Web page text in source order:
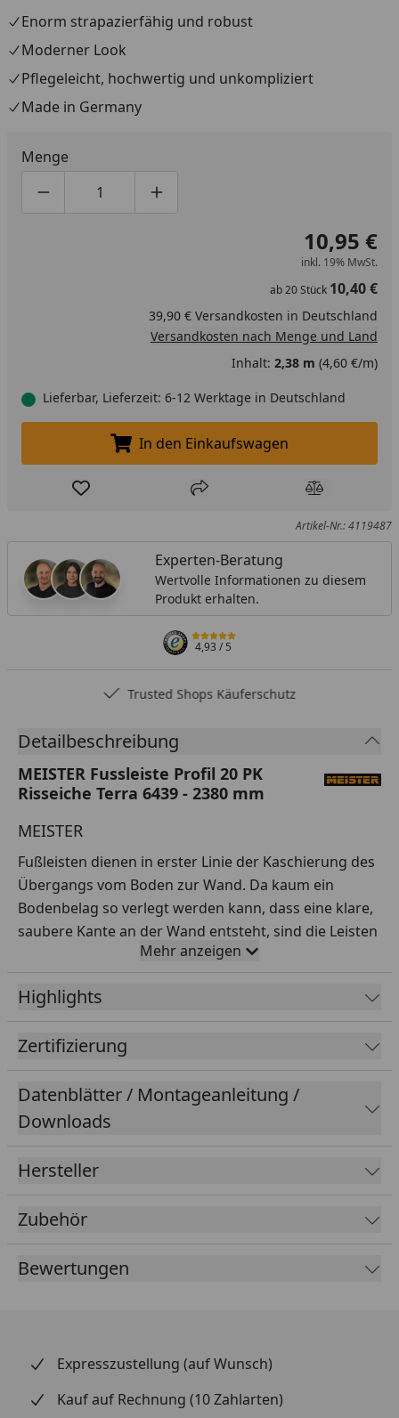
Enorm strapazierfähig und robust
Moderner Look
Pflegeleicht, hochwertig und unkompliziert
Made in Germany
Menge
Produktmenge um eins verringern
Produktmenge manuell eingeben
Produktmenge um eins erhöhen
10,95 €
inkl. 19% MwSt.
ab20Stück 10,40 €
39,90 € Versandkosten in Deutschland
Versandkosten nach Menge und Land
Inhalt: 2,38 m (4,60 €/m)
Lieferbar, Lieferzeit: 6-12 Werktage in Deutschland
In den Einkaufswagen legen
In den Einkaufswagen
Produkt zur Wunschliste hinzufügen
Teilen Produkt
Artikel-Nr.: 4119487
Experten-Beratung
Wertvolle Informationen zu diesem
Produkt erhalten.
4,93/ 5
Trusted Shops Käuferschutz
Detailbeschreibung
MEISTER Fussleiste Profil 20 PK
Risseiche Terra 6439 - 2380 mm
MEISTER
Fußleisten dienen in erster Linie der Kaschierung des
Übergangs vom Boden zur Wand. Da kaum ein
Bodenbelag so verlegt werden kann, dass eine klare,
saubere Kante an der Wand entsteht, sind die Leisten
in beinahe jedem Raum zu finden.
Ob klassisch weiß, natürliche Holz-Optik oder bunt
bemalt – richtig kombiniert, sorgen sie für
spannende Akzente.
Oberfläche:
Dekor:
Erscheinungsbild:
Grundfarbe:
Verlegung:
Mehr anzeigen
Highlights
Zertifizierung
Datenblätter / Montageanleitung /
Downloads
Hersteller
Zubehör
Bewertungen
Expresszustellung (auf Wunsch)
Kauf auf Rechnung (10 Zahlarten)